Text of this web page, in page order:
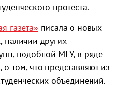
протеста.
газета» писала о новых
наличии других
подобной МГУ, в ряде
о том, что представляют из
объединений.